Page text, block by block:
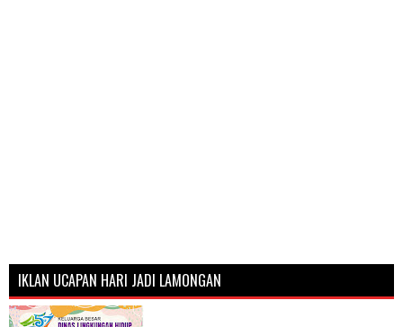
IKLAN UCAPAN HARI JADI LAMONGAN